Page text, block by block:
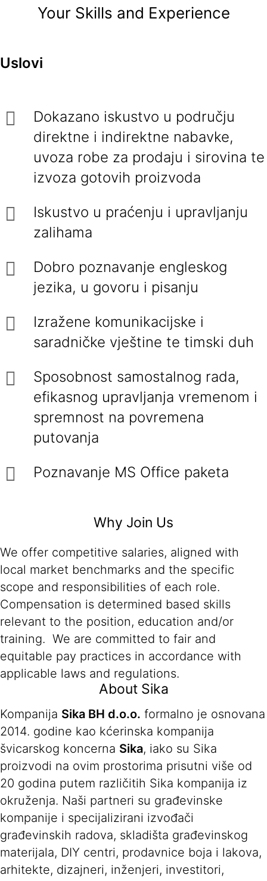
Your Skills and Experience
Uslovi
Dokazano iskustvo u području
direktne i indirektne nabavke,
uvoza robe za prodaju i sirovina te
izvoza gotovih proizvoda
Iskustvo u praćenju i upravljanju
zalihama
Dobro poznavanje engleskog
jezika, u govoru i pisanju
Izražene komunikacijske i
saradničke vještine te timski duh
Sposobnost samostalnog rada,
efikasnog upravljanja vremenom i
spremnost na povremena
putovanja
Poznavanje MS Office paketa
Why Join Us
We offer competitive salaries, aligned with
local market benchmarks and the specific
scope and responsibilities of each role.
Compensation is determined based skills
relevant to the position, education and/or
training. We are committed to fair and
equitable pay practices in accordance with
applicable laws and regulations.
About Sika
Kompanija Sika BH d.o.o. formalno je osnovana
2014. godine kao kćerinska kompanija
švicarskog koncerna Sika, iako su Sika
proizvodi na ovim prostorima prisutni više od
20 godina putem različitih Sika kompanija iz
okruženja. Naši partneri su građevinske
kompanije i specijalizirani izvođači
građevinskih radova, skladišta građevinskog
materijala, DIY centri, prodavnice boja i lakova,
arhitekte, dizajneri, inženjeri, investitori,